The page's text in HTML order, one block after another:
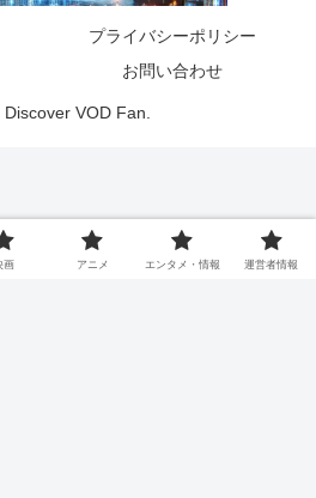
プライバシーポリシー
お問い合わせ
VOD Fan.
画 アニメ エンタメ・情報 運営者情報